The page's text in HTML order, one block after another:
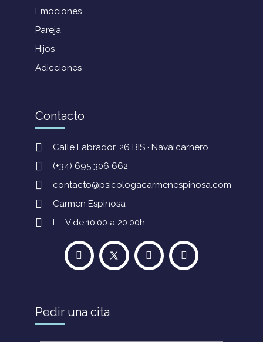
Emociones
Pareja
Hijos
Adicciones
Contacto
Calle Labrador, 26 BIS · Navalcarnero
(+34) 695 306 662
contacto@psicologacarmenespinosa.com
Carmen Espinosa
L - V de 10:00 a 20:00h
Pedir una cita